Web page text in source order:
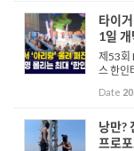
타이
1일 개
제53회
스 한인
아리
의 방문
Date
낭만?
프로